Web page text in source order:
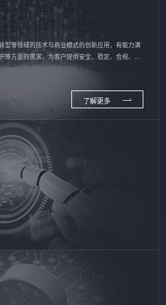
型等领域的技术与商业模式的创新应用，有能力满
等方面的需求，为客户提供安全、稳定、合规、持
了解更多